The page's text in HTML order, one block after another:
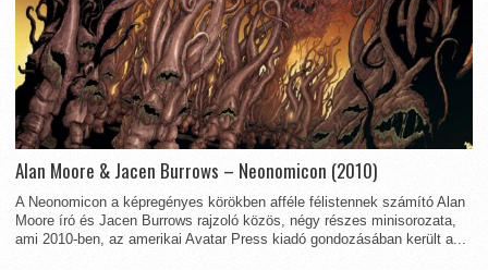
Alan Moore & Jacen Burrows – Neonomicon (2010)
A Neonomicon a képregényes körökben afféle félistennek számító Alan
Moore író és Jacen Burrows rajzoló közös, négy részes minisorozata,
ami 2010-ben, az amerikai Avatar Press kiadó gondozásában került a...